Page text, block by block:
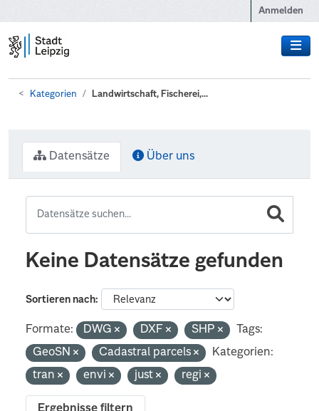
Anmelden
Kategorien Landwirtschaft, Fischerei,...
Datensätze Über uns
Keine Datensätze gefunden
Sortieren nach
Formate: DWG DXF SHP
Tags:
GeoSN
Cadastral parcels
Kategorien:
tran
envi just regi
Ergebnisse filtern